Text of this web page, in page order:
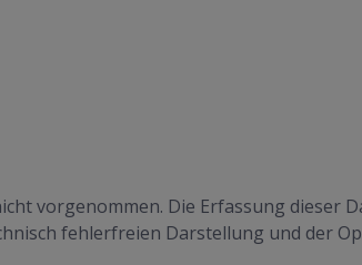
vorgenommen. Die Erfassung dieser
fehlerfreien Darstellung und der